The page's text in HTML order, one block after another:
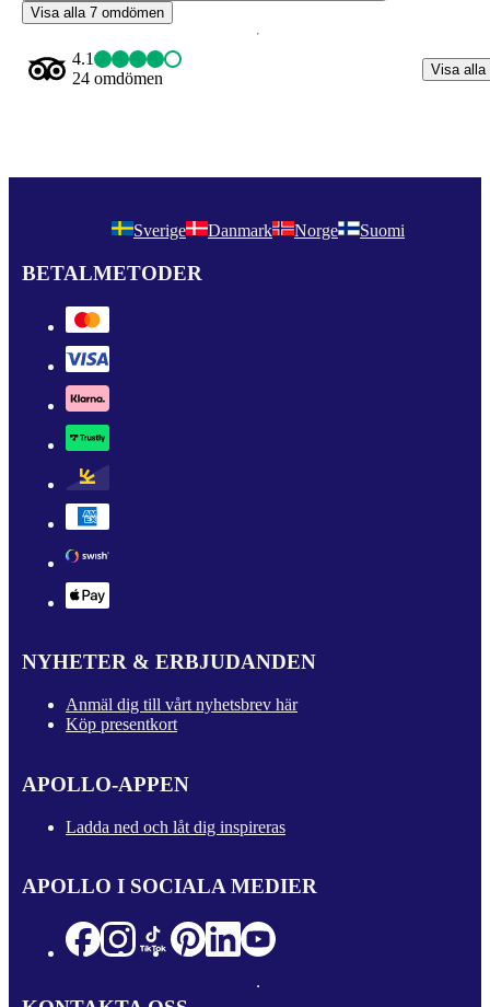
Visa alla 7 omdömen
4.1
24 omdömen
Visa alla
Sverige Danmark Norge Suomi
BETALMETODER
NYHETER & ERBJUDANDEN
Anmäl dig till vårt nyhetsbrev här
Köp presentkort
APOLLO-APPEN
Ladda ned och låt dig inspireras
APOLLO I SOCIALA MEDIER